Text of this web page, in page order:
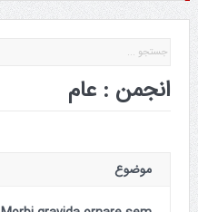
انجمن : عام
موضوع